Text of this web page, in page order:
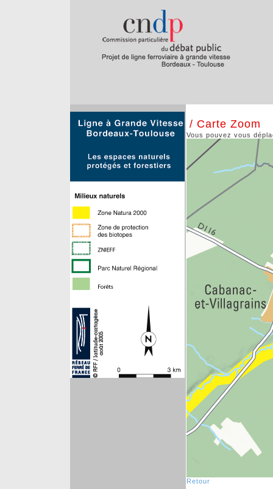
/ Carte Zoom
Vous pouvez vous
Retour